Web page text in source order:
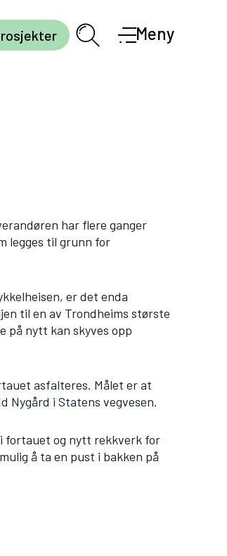
Meny
har flere ganger
legges til grunn for
er det enda
til en av Trondheims største
på nytt kan skyves opp
asfalteres. Målet er at
Nygård i Statens vegvesen.
fortauet og nytt rekkverk for
å ta en pust i bakken på